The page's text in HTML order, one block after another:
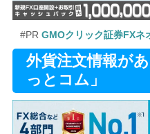
#PR GMOクリック証券FXネ
外貨注文情報が
っとコム」